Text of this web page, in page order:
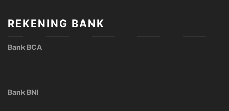
REKENING BANK
Bank BCA
Bank BNI